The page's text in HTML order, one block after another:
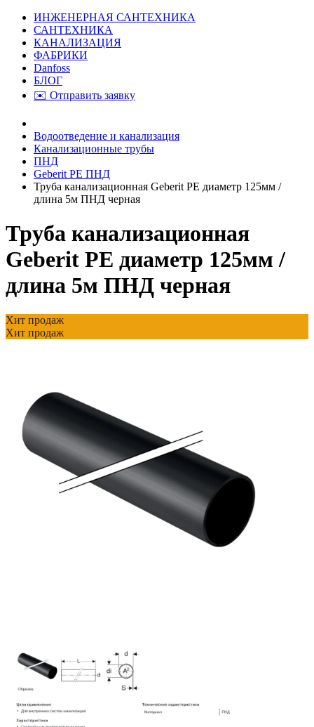
ИНЖЕНЕРНАЯ САНТЕХНИКА
САНТЕХНИКА
КАНАЛИЗАЦИЯ
ФАБРИКИ
Danfoss
БЛОГ
✉️ Отправить заявку
Водоотведение и канализация
Канализационные трубы
ПНД
Geberit PE ПНД
Труба канализационная Geberit PE диаметр 125мм /
длина 5м ПНД черная
Труба канализационная
Geberit PE диаметр 125мм /
длина 5м ПНД черная
Хит продаж
Хит продаж